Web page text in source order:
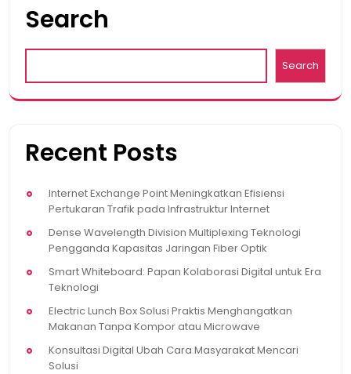
Search
Search
Recent Posts
Internet Exchange Point Meningkatkan Efisiensi
Pertukaran Trafik pada Infrastruktur Internet
Dense Wavelength Division Multiplexing Teknologi
Pengganda Kapasitas Jaringan Fiber Optik
Smart Whiteboard: Papan Kolaborasi Digital untuk Era
Teknologi
Electric Lunch Box Solusi Praktis Menghangatkan
Makanan Tanpa Kompor atau Microwave
Konsultasi Digital Ubah Cara Masyarakat Mencari
Solusi